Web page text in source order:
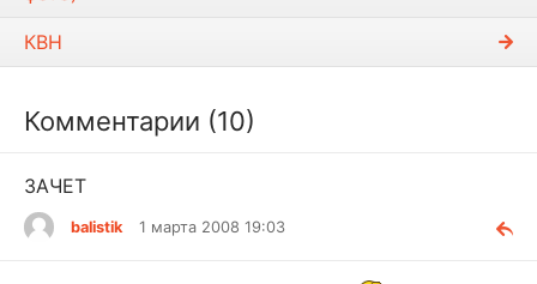
КВН
Комментарии (10)
ЗАЧЕТ
balistik 1 марта 2008 19:03